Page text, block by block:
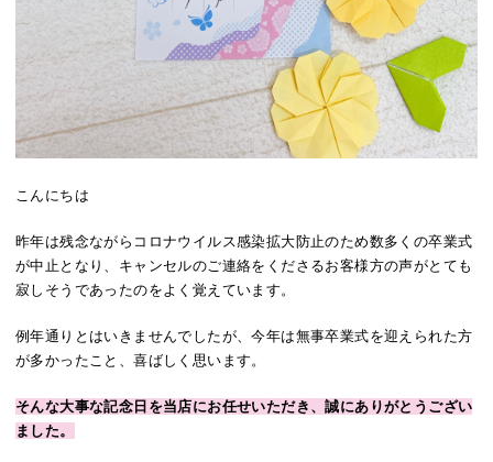
こんにちは
昨年は残念ながらコロナウイルス感染拡大防止のため数多くの卒業式
が中止となり、キャンセルのご連絡をくださるお客様方の声がとても
寂しそうであったのをよく覚えています。
例年通りとはいきませんでしたが、今年は無事卒業式を迎えられた方
が多かったこと、喜ばしく思います。
そんな大事な記念日を当店にお任せいただき、誠にありがとうござい
ました。